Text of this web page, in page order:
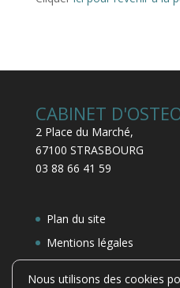
CABINET
2 Place du Marché,
67100 STRASBOURG
03 88 66 41 59
Plan du site
Mentions légales
Nous utilisons des cookies